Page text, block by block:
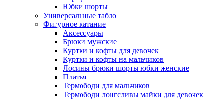
Юбки шорты
Универсальные табло
Фигурное катание
Аксессуары
Брюки мужские
Куртки и кофты для девочек
Куртки и кофты на мальчиков
Лосины брюки шорты юбки женские
Платья
Термободи для мальчиков
Термободи лонгсливы майки для девочек